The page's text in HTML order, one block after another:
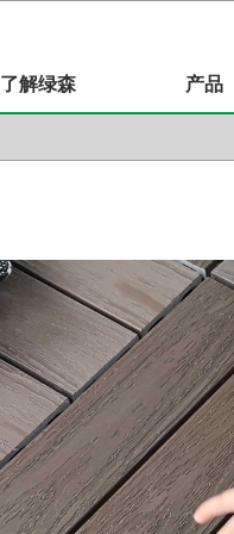
了解绿森 产品